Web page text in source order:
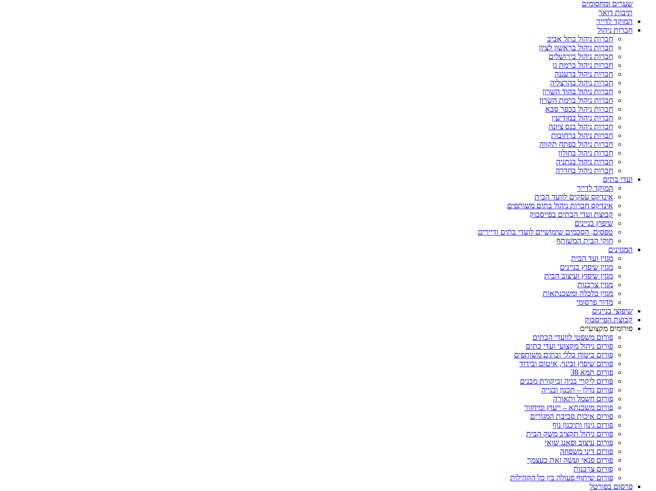
שערים ומחסומים
תיבות דואר
המוקד לדייר
חברות ניהול
חברות ניהול בתל אביב
חברות ניהול בראשון לציון
חברות ניהול בירושלים
חברות ניהול ברמת גן
חברות ניהול ברעננה
חברות ניהול בהרצליה
חברות ניהול בהוד השרון
חברות ניהול ברמת השרון
חברות ניהול בכפר סבא
חברות ניהול במודיעין
חברות ניהול בנס ציונה
חברות ניהול ברחובות
חברות ניהול בפתח תקווה
חברות ניהול בחולון
חברות ניהול בנתניה
חברות ניהול בחדרה
ועדי בתים
המוקד לדייר
אינדקס עסקים לוועד הבית
אינדקס חברות ניהול בתים משותפים
קבוצת ועדי הבתים בפייסבוק
שיפוץ בניינים
טפסים, הסכמים שימושיים לועדי בתים ודיירים
חוקי הבית המשותף
המגזינים
מגזין ועד הבית
מגזין שיפוץ בניינים
מגזין שיפוץ ועיצוב הבית
מגזין צרכנות
מגזין כלכלה ומשכנתאות
מדור פרסומי
שיפוצי בניינים
קבוצת הפייסבוק
פורומים מקצועיים
פורום משפטי לוועדי הבתים
פורום ניהול מקצועי ועדי בתים
פורום ביטוח כללי ובתים משותפים
פורום שיפוץ ובינוי, איטום ובידוד
פורום תמא 38
פורום ליקויי בניה וביקורת מבנים
פורום נדלן – תכנון ובנייה
פורום חשמל ותאורה
פורום משכנתא – ייעוץ ומיחזור
פורום איכות סביבת המגורים
פורום גינון ותיכנון נוף
פורום ניהול תקציב משק הבית
פורום עיצוב ופאנג שואי
פורום דיני משפחה
פורום פנאי ועשה זאת בעצמך
פורום צרכנות
פורום שיתוף פעולה בין כל הקהילות
פרסום בפורטל